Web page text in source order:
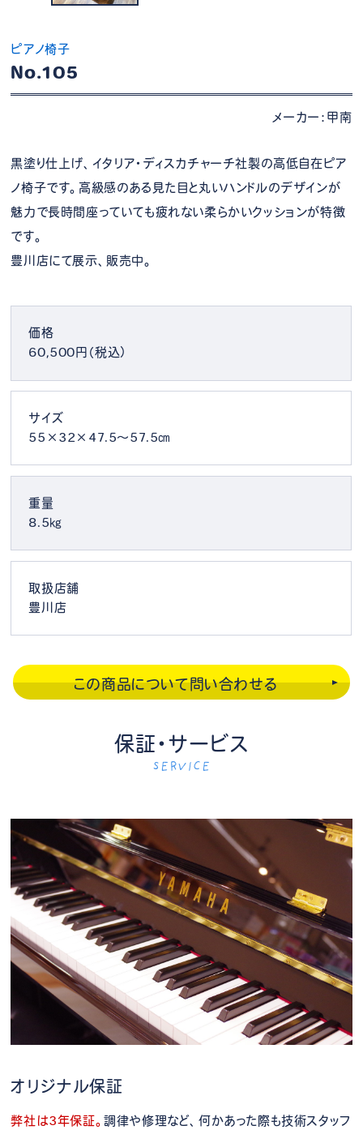
ピアノ椅子
No.105
メーカー：甲南
黒塗り仕上げ、イタリア・ディスカチャーチ社製の高低自在ピア
ノ椅子です。高級感のある見た目と丸いハンドルのデザインが
魅力で長時間座っていても疲れない柔らかいクッションが特徴
です。
豊川店にて展示、販売中。
価格
60,500円（税込）
サイズ
55×32×47.5～57.5㎝
重量
8.5㎏
取扱店舗
豊川店
この商品について問い合わせる
保証・サービス
SERVICE
オリジナル保証
弊社は3年保証。調律や修理など、何かあった際も技術スタッフ